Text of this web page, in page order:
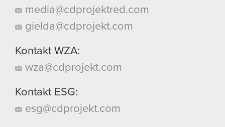
media@cdprojektred.com
gielda@cdprojekt.com
Kontakt WZA:
wza@cdprojekt.com
Kontakt ESG:
esg@cdprojekt.com